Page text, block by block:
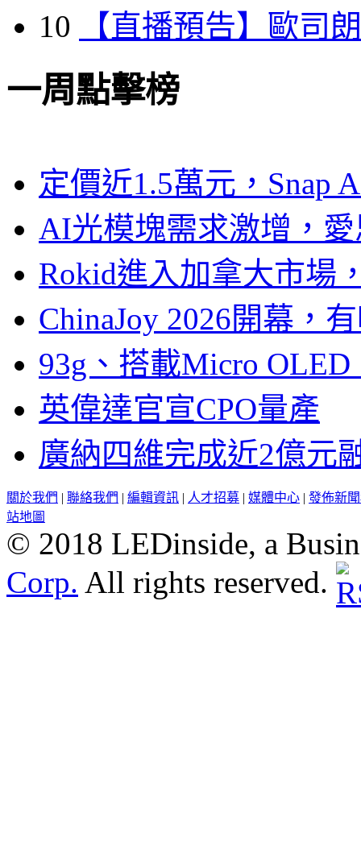
10
【直播預告】歐司
一周點擊榜
定價近1.5萬元，Snap
AI光模塊需求激增，
Rokid進入加拿大市場
ChinaJoy 2026開幕，
93g、搭載Micro
英偉達官宣CPO量產
廣納四維完成近2億元
關於我們 | 聯絡我們 | 編輯資訊 | 人才招募 | 媒體中心 | 發佈新
站地圖
© 2018 LEDinside, a
Corp. All rights reserved.